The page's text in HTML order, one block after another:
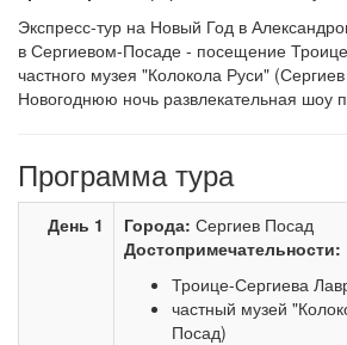
Экспресс-тур на Новый Год в
в Сергиевом-Посаде - посещение
частного музея "Колокола Руси"
Новогоднюю ночь развлекательная шоу
Программа тура
День 1 Города: Сергиев Посад
Достопримечательности:
Троице-Сергиева
частный музей
Посад)